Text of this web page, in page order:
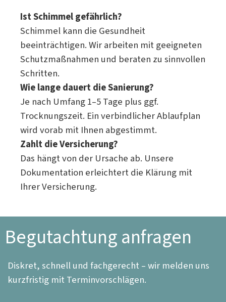
Ist Schimmel gefährlich?
Schimmel kann die Gesundheit
beeinträchtigen. Wir arbeiten mit geeigneten
Schutzmaßnahmen und beraten zu sinnvollen
Schritten.
Wie lange dauert die Sanierung?
Je nach Umfang 1–5 Tage plus ggf.
Trocknungszeit. Ein verbindlicher Ablaufplan
wird vorab mit Ihnen abgestimmt.
Zahlt die Versicherung?
Das hängt von der Ursache ab. Unsere
Dokumentation erleichtert die Klärung mit
Ihrer Versicherung.
Begutachtung anfragen
Diskret, schnell und fachgerecht – wir melden uns
kurzfristig mit Terminvorschlägen.